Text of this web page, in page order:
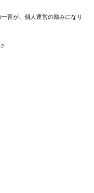
言が、個人運営の励みになり